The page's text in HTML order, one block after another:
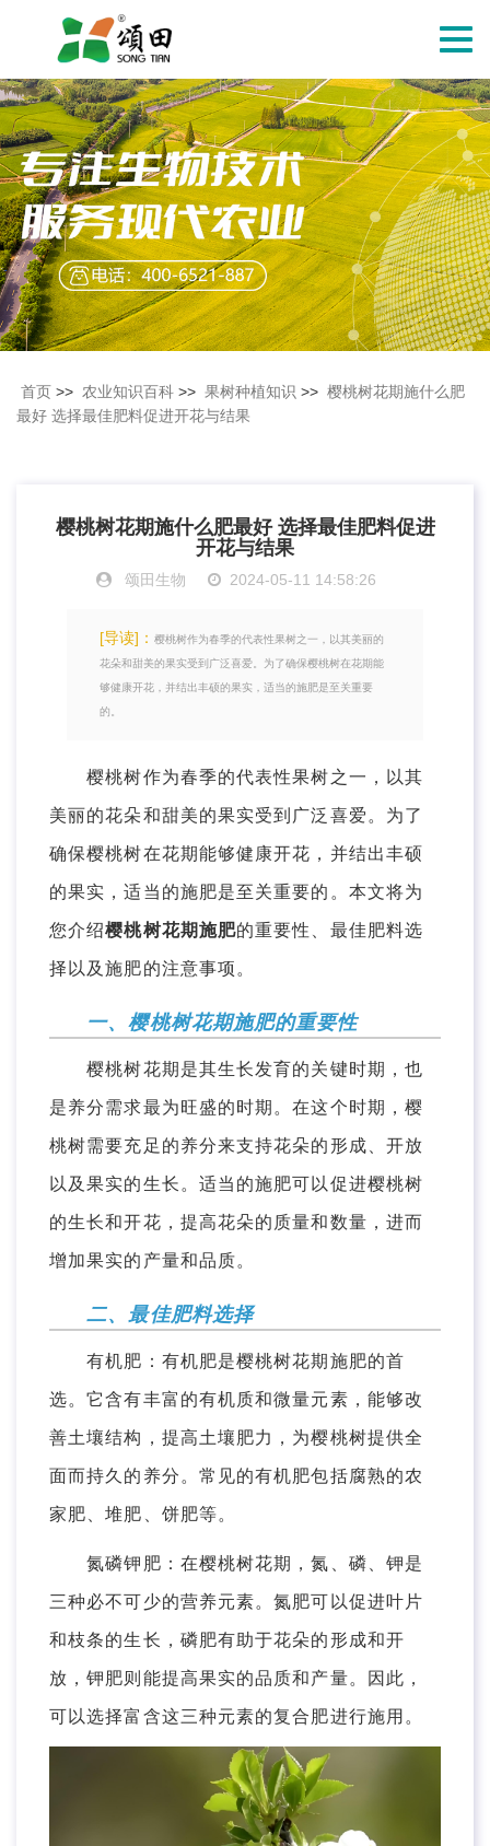
切
导
航
首页 >> 农业知识百科 >> 果树种植知识 >> 樱桃树花期施什么肥
最好 选择最佳肥料促进开花与结果
樱桃树花期施什么肥最好 选择最佳肥料促进
开花与结果
颂田生物 2024-05-11 14:58:26
[导读]： 樱桃树作为春季的代表性果树之一，以其美丽的
花朵和甜美的果实受到广泛喜爱。为了确保樱桃树在花期能
够健康开花，并结出丰硕的果实，适当的施肥是至关重要
的。
樱桃树作为春季的代表性果树之一，以其
美丽的花朵和甜美的果实受到广泛喜爱。为了
确保樱桃树在花期能够健康开花，并结出丰硕
的果实，适当的施肥是至关重要的。本文将为
您介绍樱桃树花期施肥的重要性、最佳肥料选
择以及施肥的注意事项。
一、樱桃树花期施肥的重要性
樱桃树花期是其生长发育的关键时期，也
是养分需求最为旺盛的时期。在这个时期，樱
桃树需要充足的养分来支持花朵的形成、开放
以及果实的生长。适当的施肥可以促进樱桃树
的生长和开花，提高花朵的质量和数量，进而
增加果实的产量和品质。
二、最佳肥料选择
有机肥：有机肥是樱桃树花期施肥的首
选。它含有丰富的有机质和微量元素，能够改
善土壤结构，提高土壤肥力，为樱桃树提供全
面而持久的养分。常见的有机肥包括腐熟的农
家肥、堆肥、饼肥等。
氮磷钾肥：在樱桃树花期，氮、磷、钾是
三种必不可少的营养元素。氮肥可以促进叶片
和枝条的生长，磷肥有助于花朵的形成和开
放，钾肥则能提高果实的品质和产量。因此，
可以选择富含这三种元素的复合肥进行施用。